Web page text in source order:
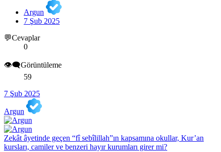
Argun
7 Şub 2025
💬Cevaplar
0
👁️‍🗨️Görüntüleme
59
7 Şub 2025
Argun
Zekât âyetinde geçen “fî sebîlillah”ın kapsamına okullar, Kur’an
kursları, camiler ve benzeri hayır kurumları girer mi?